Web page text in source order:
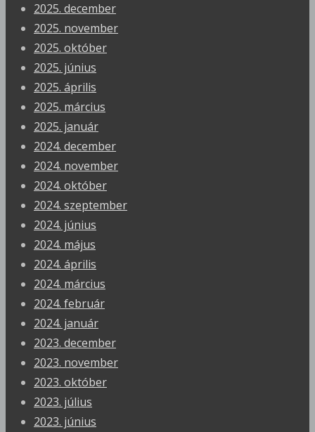
2025. december
2025. november
2025. október
2025. június
2025. április
2025. március
2025. január
2024. december
2024. november
2024. október
2024. szeptember
2024. június
2024. május
2024. április
2024. március
2024. február
2024. január
2023. december
2023. november
2023. október
2023. július
2023. június